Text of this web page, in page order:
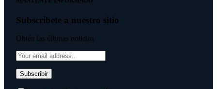
Subscríbete a nuestro sitio
Obtén las últimas noticias